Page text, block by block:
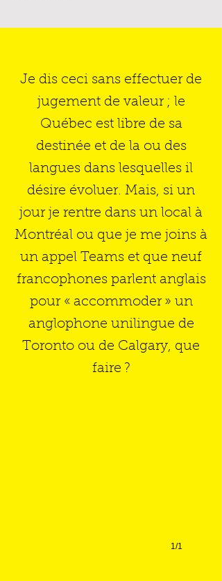
Je dis ceci sans effectuer de
jugement de valeur ; le
Québec est libre de sa
destinée et de la ou des
langues dans lesquelles il
désire évoluer. Mais, si un
jour je rentre dans un local à
Montréal ou que je me joins à
un appel Teams et que neuf
francophones parlent anglais
pour « accommoder » un
anglophone unilingue de
Toronto ou de Calgary, que
faire ?
1/1